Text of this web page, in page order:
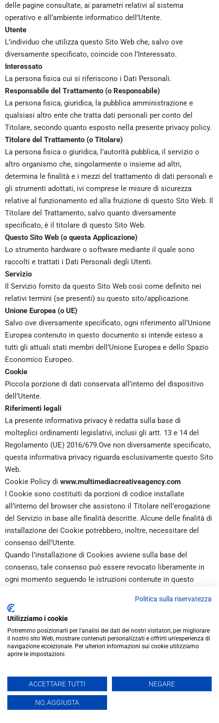
delle pagine consultate, ai parametri relativi al sistema
operativo e all’ambiente informatico dell’Utente.
Utente
L’individuo che utilizza questo Sito Web che, salvo ove
diversamente specificato, coincide con l’Interessato.
Interessato
La persona fisica cui si riferiscono i Dati Personali.
Responsabile del Trattamento (o Responsabile)
La persona fisica, giuridica, la pubblica amministrazione e
qualsiasi altro ente che tratta dati personali per conto del
Titolare, secondo quanto esposto nella presente privacy policy.
Titolare del Trattamento (o Titolare)
La persona fisica o giuridica, l’autorità pubblica, il servizio o
altro organismo che, singolarmente o insieme ad altri,
determina le finalità e i mezzi del trattamento di dati personali e
gli strumenti adottati, ivi comprese le misure di sicurezza
relative al funzionamento ed alla fruizione di questo Sito Web. Il
Titolare del Trattamento, salvo quanto diversamente
specificato, è il titolare di questo Sito Web.
Questo Sito Web (o questa Applicazione)
Lo strumento hardware o software mediante il quale sono
raccolti e trattati i Dati Personali degli Utenti.
Servizio
Il Servizio fornito da questo Sito Web così come definito nei
relativi termini (se presenti) su questo sito/applicazione.
Unione Europea (o UE)
Salvo ove diversamente specificato, ogni riferimento all’Unione
Europea contenuto in questo documento si intende esteso a
tutti gli attuali stati membri dell’Unione Europea e dello Spazio
Economico Europeo.
Cookie
Piccola porzione di dati conservata all’interno del dispositivo
dell’Utente.
Riferimenti legali
La presente informativa privacy è redatta sulla base di
molteplici ordinamenti legislativi, inclusi gli artt. 13 e 14 del
Regolamento (UE) 2016/679.Ove non diversamente specificato,
questa informativa privacy riguarda esclusivamente questo Sito
Web.
Cookie Policy di www.multimediacreativeagency.com
I Cookie sono costituiti da porzioni di codice installate
all’interno del browser che assistono il Titolare nell’erogazione
del Servizio in base alle finalità descritte. Alcune delle finalità di
installazione dei Cookie potrebbero, inoltre, necessitare del
consenso dell’Utente.
Quando l’installazione di Cookies avviene sulla base del
consenso, tale consenso può essere revocato liberamente in
ogni momento seguendo le istruzioni contenute in questo
Cookie tecnici e di statistica aggregata
Attività strettamente necessarie al funzionamento
Questo Sito Web utilizza Cookie per salvare la sessione
dell’Utente e per svolgere altre attività strettamente necessarie
alla distribuzione del traffico.
Attività di salvataggio delle preferenze, ottimizzazione e
Politica sulla riservatezza
Utilizziamo i cookie
Potremmo posizionarli per l'analisi dei dati dei nostri visitatori, per migliorare
il nostro sito Web, mostrare contenuti personalizzati e offrirti un'esperienza di
navigazione eccezionale. Per ulteriori informazioni sui cookie utilizziamo
aprire le impostazioni.
ACCETTARE TUTTI NEGARE
NO, AGGIUSTA